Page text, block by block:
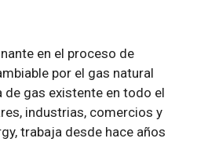
en el proceso de
por el gas natural
gas existente en todo el
industrias, comercios y
trabaja desde hace años